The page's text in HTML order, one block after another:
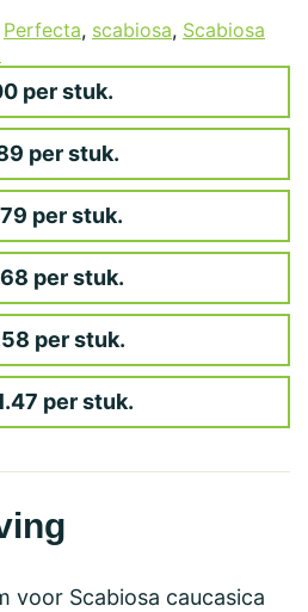
Perfecta, scabiosa, Scabiosa
per stuk.
per stuk.
per stuk.
per stuk.
per stuk.
per stuk.
voor Scabiosa caucasica